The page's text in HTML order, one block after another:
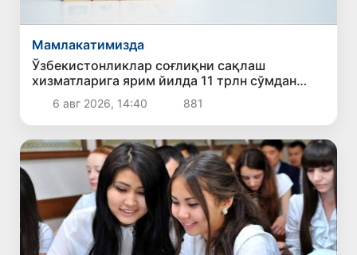
Мамлакатимизда
Ўзбекистонликлар соғлиқни сақлаш
хизматларига ярим йилда 11 трлн сўмдан
зиёд маблағ сарфлади
6 авг 2026, 14:40 881